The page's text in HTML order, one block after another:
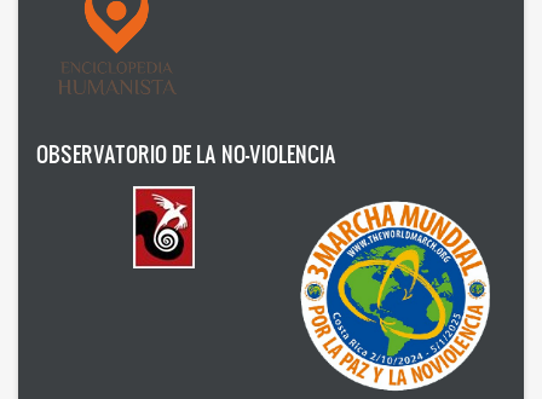
OBSERVATORIO DE LA NO-VIOLENCIA